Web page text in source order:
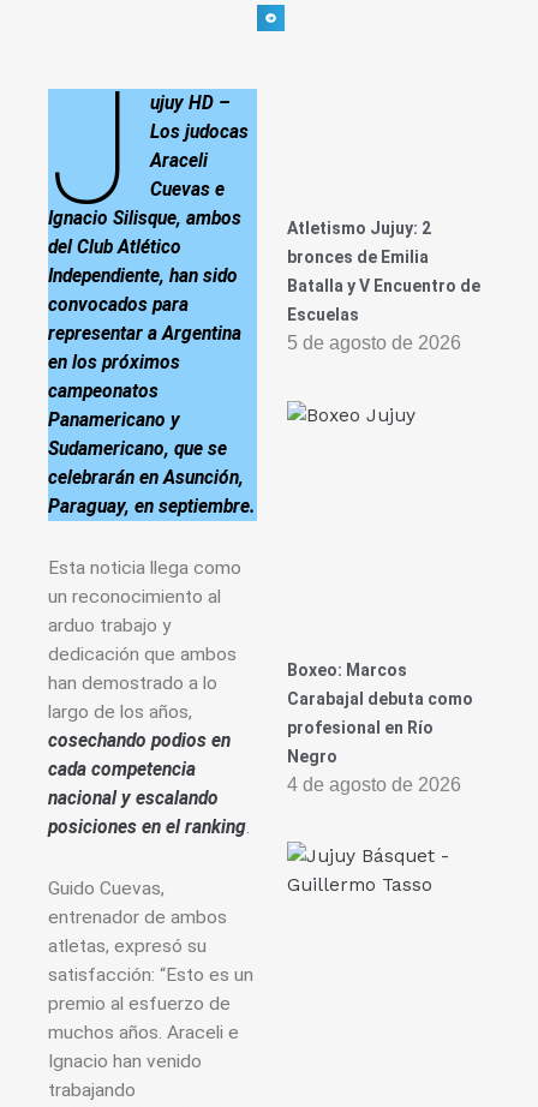
J
ujuy HD –
Los judocas
Araceli
Cuevas e
Ignacio Silisque, ambos
del Club Atlético
Independiente, han sido
convocados para
representar a Argentina
en los próximos
campeonatos
Panamericano y
Sudamericano, que se
celebrarán en Asunción,
Paraguay, en septiembre.
Esta noticia llega como
un reconocimiento al
arduo trabajo y
dedicación que ambos
han demostrado a lo
largo de los años,
cosechando podios en
cada competencia
nacional y escalando
posiciones en el ranking.
Guido Cuevas,
entrenador de ambos
atletas, expresó su
satisfacción: “Esto es un
premio al esfuerzo de
muchos años. Araceli e
Ignacio han venido
trabajando
Atletismo Jujuy: 2
bronces de Emilia
Batalla y V Encuentro de
Escuelas
5 de agosto de 2026
Boxeo: Marcos
Carabajal debuta como
profesional en Río
Negro
4 de agosto de 2026